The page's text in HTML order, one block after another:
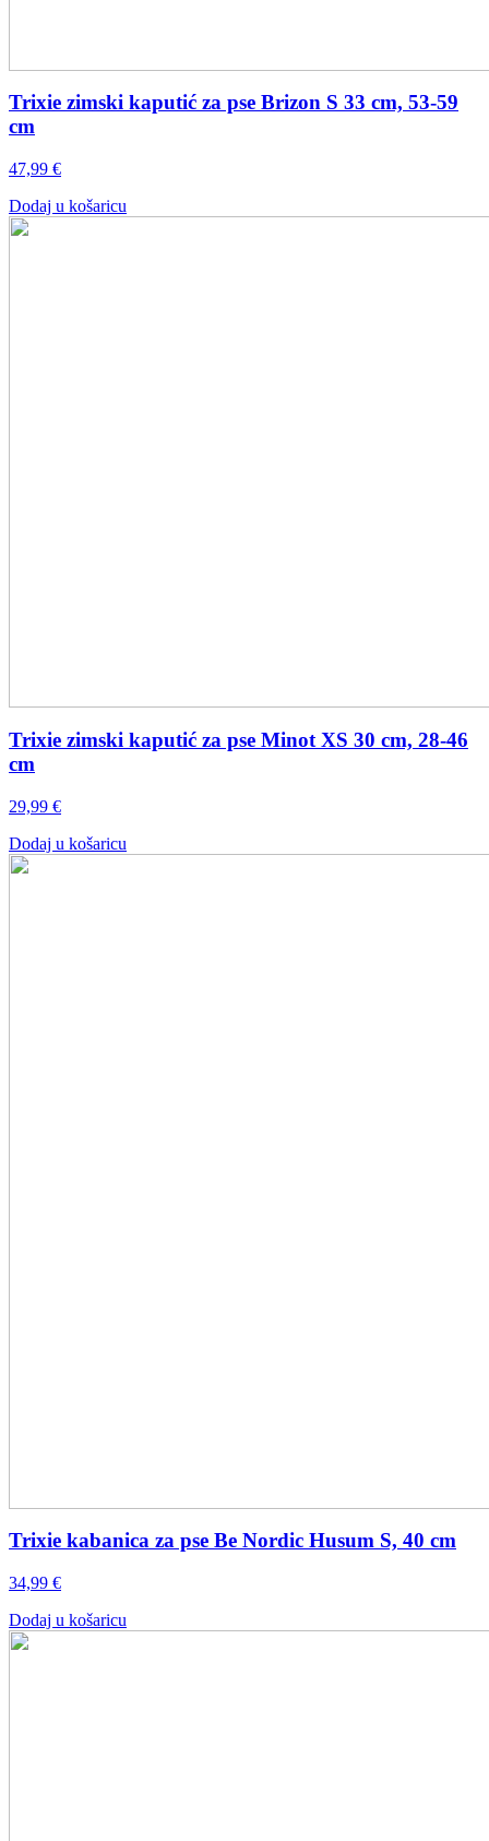
Trixie zimski kaputić za pse Brizon S 33 cm, 53-59
cm
47,99 €
Dodaj u košaricu
Trixie zimski kaputić za pse Minot XS 30 cm, 28-46
cm
29,99 €
Dodaj u košaricu
Trixie kabanica za pse Be Nordic Husum S, 40 cm
34,99 €
Dodaj u košaricu